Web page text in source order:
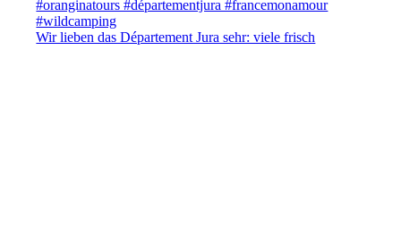
Wir lieben das Département Jura sehr: viele frisch